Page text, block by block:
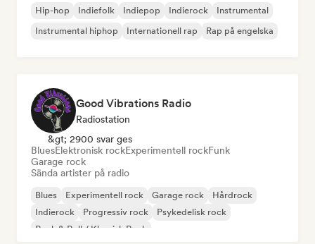
Hip-hop Indiefolk Indiepop Indierock
Instrumental
Instrumental hiphop
Internationell rap Rap på engelska
Good Vibrations Radio
Radiostation
&gt; 2900 svar ges
BluesElektronisk rockExperimentell rockFunk
Garage rock
Sända artister på radio
Blues Experimentell rock Garage rock
Hårdrock
Indierock
Progressiv rock
Psykedelisk rock
Rock & Roll / Klassisk Rock